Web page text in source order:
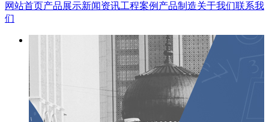
网站首页产品展示新闻资讯工程案例 产品制造关于我们联系我
们